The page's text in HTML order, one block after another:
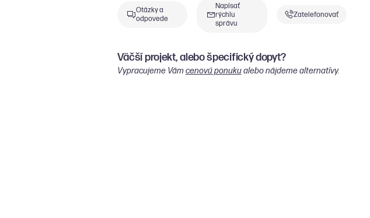
Otázky a
odpovede
Napísať
rýchlu
správu
Zatelefonovať
Väčší projekt, alebo špecifický dopyt?
Vypracujeme Vámcenovú ponukualebo nájdeme alternatívy.